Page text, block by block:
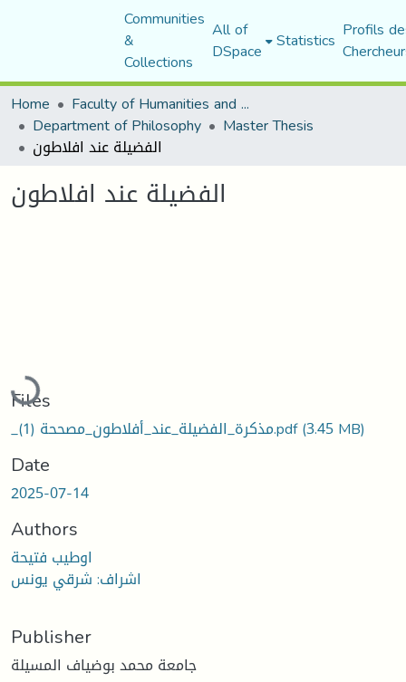
Communities
&
Collections
All of
DSpace Statistics Profils
Home
Faculty of Humanities and Social Sciences
Department of Philosophy Master Thesis
الفضيلة عند افلاطون
الفضيلة عند افلاطون
Loading...
Files
_مذكرة_الفضيلة_عند_أفلاطون_مصححة (1).pdf(3.45 MB)
Date
2025-07-14
Authors
اوطيب فتيحة
اشراف: شرقي يونس
Publisher
جامعة محمد بوضياف المسيلة